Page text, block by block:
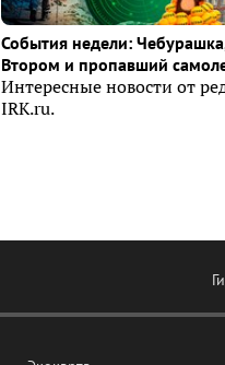
События недели:
Втором и пропавший
Интересные новости от
IRK.ru.